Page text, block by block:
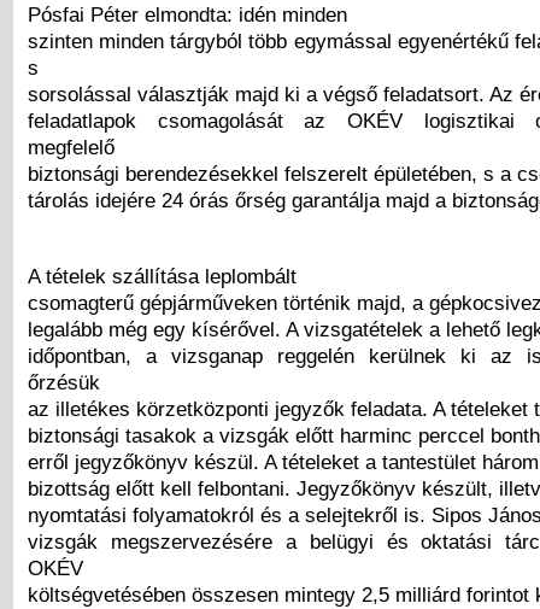
Pósfai Péter elmondta: idén minden
szinten minden tárgyból több egymással egyenértékű
s
sorsolással választják majd ki a végső feladatsort. Az
feladatlapok csomagolását az OKÉV logisztikai
megfelelő
biztonsági berendezésekkel felszerelt épületében, s a
tárolás idejére 24 órás őrség garantálja majd a
A tételek szállítása leplombált
csomagterű gépjárműveken történik majd, a
legalább még egy kísérővel. A vizsgatételek a lehető
időpontban, a vizsganap reggelén kerülnek ki az
őrzésük
az illetékes körzetközponti jegyzők feladata. A tételeket
biztonsági tasakok a vizsgák előtt harminc perccel
erről jegyzőkönyv készül. A tételeket a tantestület
bizottság előtt kell felbontani. Jegyzőkönyv készült,
nyomtatási folyamatokról és a selejtekről is. Sipos
vizsgák megszervezésére a belügyi és oktatási
OKÉV
költségvetésében összesen mintegy 2,5 milliárd forintot